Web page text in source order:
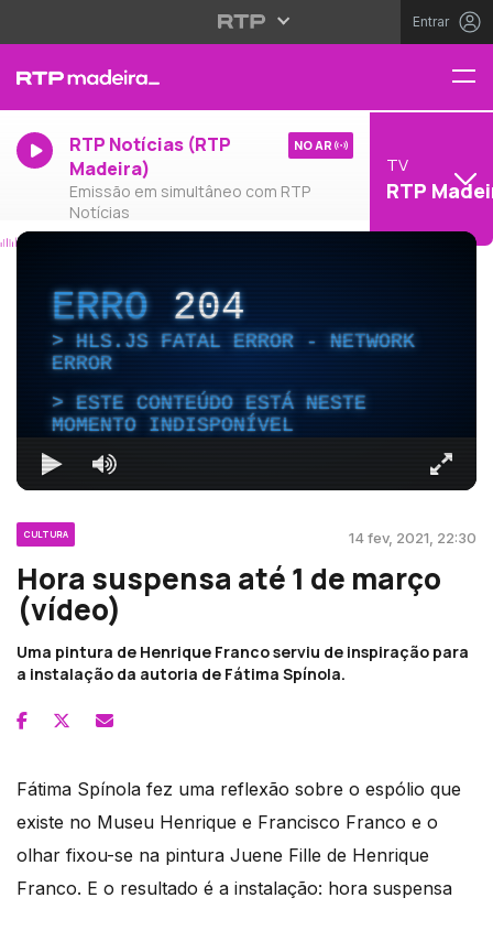
Entrar
RTP Notícias (RTP
Madeira)
Emissão em simultâneo com RTP
Notícias
NO AR
TV
RTP
ERRO204
HLS.JS FATAL ERROR - NETWORK
ERROR
ESTE CONTEÚDO ESTÁ NESTE
MOMENTO INDISPONÍVEL
CULTURA 14 fev, 2021, 22:30
Hora suspensa até 1 de março
(vídeo)
Uma pintura de Henrique Franco serviu de inspiração para
a instalação da autoria de Fátima Spínola.
Fátima Spínola fez uma reflexão sobre o espólio que
existe no Museu Henrique e Francisco Franco e o
olhar fixou-se na pintura Juene Fille de Henrique
Franco. E o resultado é a instalação: hora suspensa